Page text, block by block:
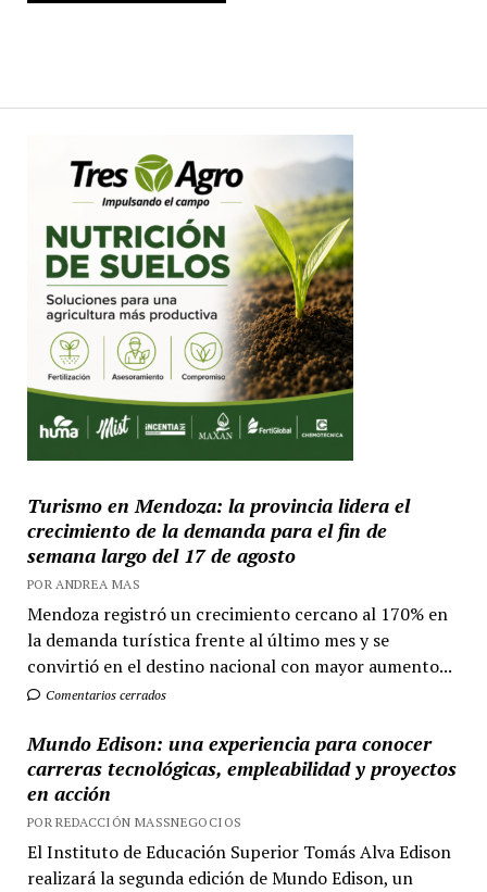
Turismo en Mendoza: la provincia lidera el
crecimiento de la demanda para el fin de
semana largo del 17 de agosto
POR ANDREA MAS
Mendoza registró un crecimiento cercano al 170% en
la demanda turística frente al último mes y se
convirtió en el destino nacional con mayor aumento...
Comentarios cerrados
Mundo Edison: una experiencia para conocer
carreras tecnológicas, empleabilidad y proyectos
en acción
POR REDACCIÓN MASSNEGOCIOS
El Instituto de Educación Superior Tomás Alva Edison
realizará la segunda edición de Mundo Edison, un